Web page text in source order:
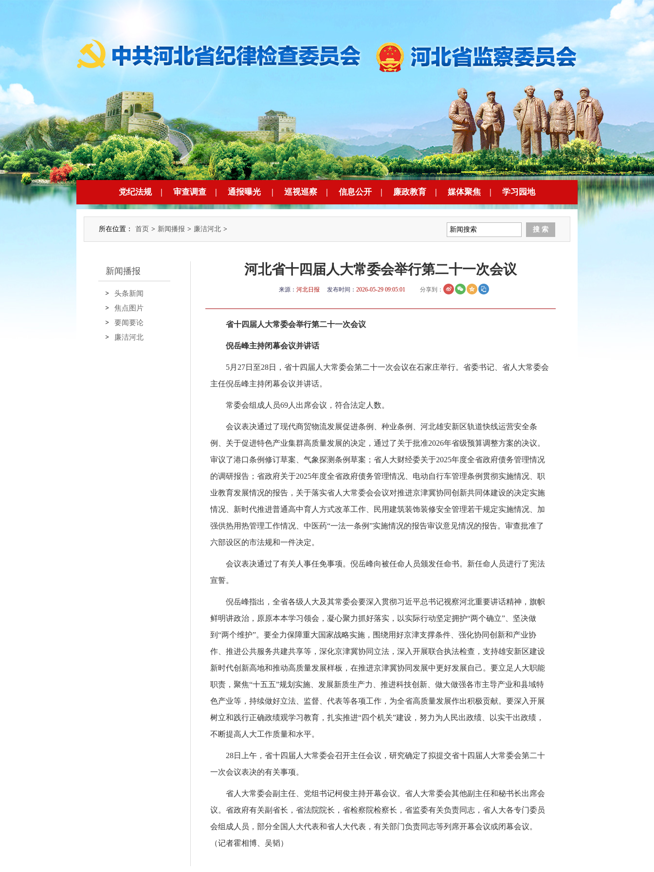
党纪法规 | 审查调查 | 通报曝光 | 巡视巡察 | 信息公开 | 廉政教育 | 媒体聚焦 | 学习园地
所在位置： 首页 > 新闻播报 > 廉洁河北 >
新闻播报
头条新闻
焦点图片
要闻要论
廉洁河北
河北省十四届人大常委会举行第二十一次会议
来源： 河北日报 发布时间： 2026-05-29 09:05:01 分享到：
省十四届人大常委会举行第二十一次会议
倪岳峰主持闭幕会议并讲话
5月27日至28日，省十四届人大常委会第二十一次会议在石家庄举行。省委书记、省人大常委会
主任倪岳峰主持闭幕会议并讲话。
常委会组成人员69人出席会议，符合法定人数。
会议表决通过了现代商贸物流发展促进条例、种业条例、河北雄安新区轨道快线运营安全条
例、关于促进特色产业集群高质量发展的决定，通过了关于批准2026年省级预算调整方案的决议。
审议了港口条例修订草案、气象探测条例草案；省人大财经委关于2025年度全省政府债务管理情况
的调研报告；省政府关于2025年度全省政府债务管理情况、电动自行车管理条例贯彻实施情况、职
业教育发展情况的报告，关于落实省人大常委会会议对推进京津冀协同创新共同体建设的决定实施
情况、新时代推进普通高中育人方式改革工作、民用建筑装饰装修安全管理若干规定实施情况、加
强供热用热管理工作情况、中医药“一法一条例”实施情况的报告审议意见情况的报告。审查批准了
六部设区的市法规和一件决定。
会议表决通过了有关人事任免事项。倪岳峰向被任命人员颁发任命书。新任命人员进行了宪法
宣誓。
倪岳峰指出，全省各级人大及其常委会要深入贯彻习近平总书记视察河北重要讲话精神，旗帜
鲜明讲政治，原原本本学习领会，凝心聚力抓好落实，以实际行动坚定拥护“两个确立”、坚决做
到“两个维护”。要全力保障重大国家战略实施，围绕用好京津支撑条件、强化协同创新和产业协
作、推进公共服务共建共享等，深化京津冀协同立法，深入开展联合执法检查，支持雄安新区建设
新时代创新高地和推动高质量发展样板，在推进京津冀协同发展中更好发展自己。要立足人大职能
职责，聚焦“十五五”规划实施、发展新质生产力、推进科技创新、做大做强各市主导产业和县域特
色产业等，持续做好立法、监督、代表等各项工作，为全省高质量发展作出积极贡献。要深入开展
树立和践行正确政绩观学习教育，扎实推进“四个机关”建设，努力为人民出政绩、以实干出政绩，
不断提高人大工作质量和水平。
28日上午，省十四届人大常委会召开主任会议，研究确定了拟提交省十四届人大常委会第二十
一次会议表决的有关事项。
省人大常委会副主任、党组书记柯俊主持开幕会议。省人大常委会其他副主任和秘书长出席会
议。省政府有关副省长，省法院院长，省检察院检察长，省监委有关负责同志，省人大各专门委员
会组成人员，部分全国人大代表和省人大代表，有关部门负责同志等列席开幕会议或闭幕会议。
（记者霍相博、吴韬）